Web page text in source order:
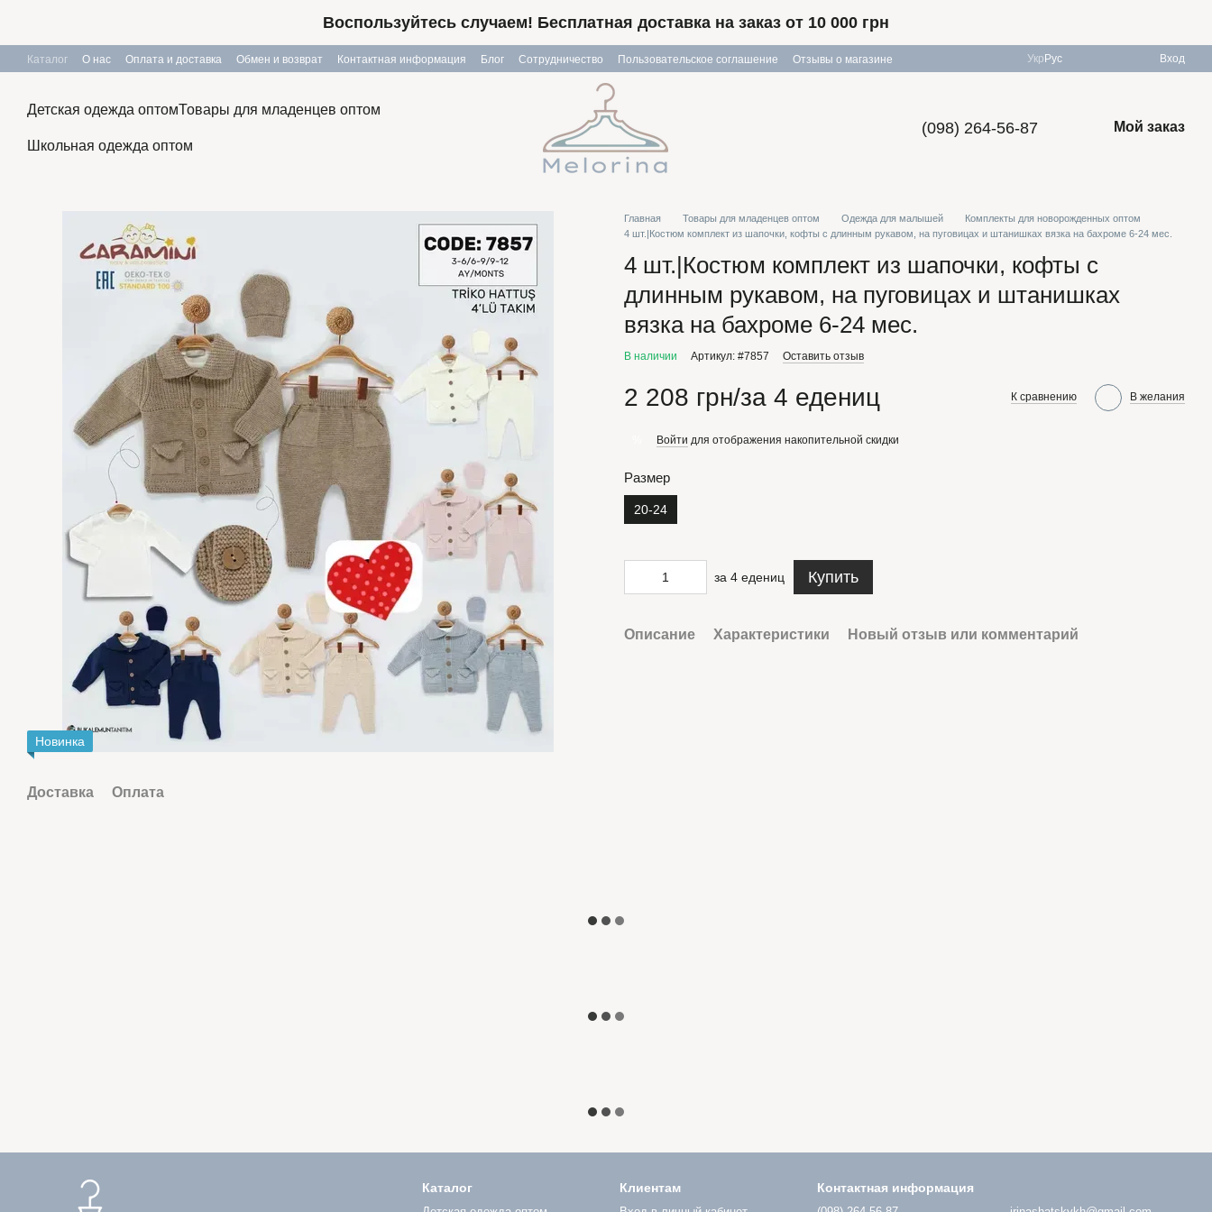
Воспользуйтесь случаем! Бесплатная доставка на заказ от 10 000 грн
Каталог О нас Оплата и доставка Обмен и возврат Контактная информация Блог Сотрудничество Пользовательское соглашение
Отзывы о магазине
Укр Рус Вход
Детская одежда оптомТовары для младенцев оптом
Школьная одежда оптом
(098) 264-56-87 Мой заказ
Новинка
Доставка Оплата
Главная Товары для младенцев оптом Одежда для малышей
Комплекты для новорожденных оптом
4 шт.|Костюм комплект из шапочки, кофты с длинным рукавом, на пуговицах и штанишках вязка на бахроме 6-24 мес.
4 шт.|Костюм комплект из шапочки, кофты с
длинным рукавом, на пуговицах и штанишках
вязка на бахроме 6-24 мес.
В наличии Артикул: #7857 Оставить отзыв
2 208 грн/за 4 едениц К сравнению В желания
Войти для отображения накопительной скидки
Размер
20-24
за 4 едениц Купить
Описание Характеристики Новый отзыв или комментарий
Каталог Клиентам Контактная информация